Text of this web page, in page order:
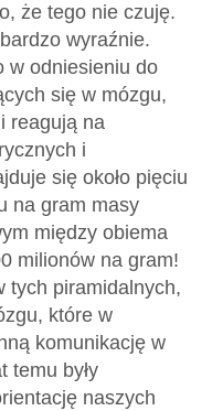
że tego nie czuję.
wyraźnie.
w odniesieniu do
się w mózgu,
reagują na
i
się około pięciu
na gram masy
między obiema
milionów na gram!
tych piramidalnych,
które w
komunikację w
temu były
naszych